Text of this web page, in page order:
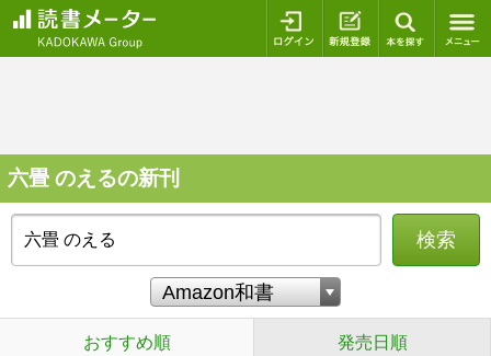
ログイン 新規登録
六畳 のえるの新刊
検索
おすすめ順 発売日順